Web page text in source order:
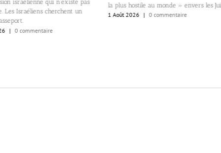
la plus hostile au monde » envers les Juifs?
1 Août 2026 | 0 commentaire
producteur du film,
Arad, a soutenu